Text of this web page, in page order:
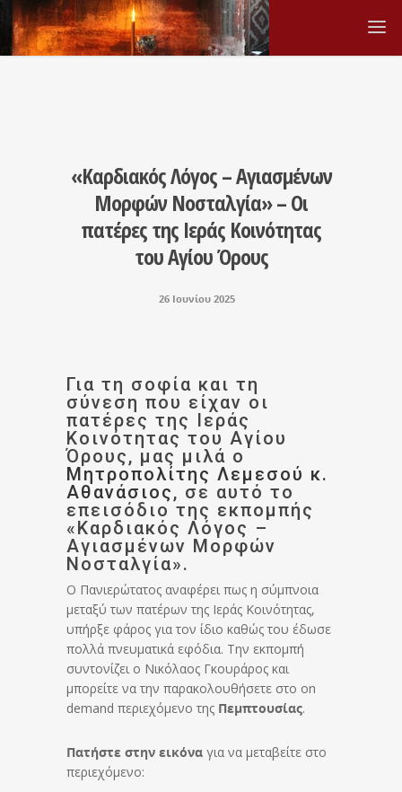
«Καρδιακός Λόγος – Αγιασμένων
Μορφών Νοσταλγία» – Οι
πατέρες της Ιεράς Κοινότητας
του Αγίου Όρους
26 Ιουνίου 2025
Για τη σοφία και τη
σύνεση που είχαν οι
πατέρες της Ιεράς
Κοινότητας του Αγίου
Όρους, μας μιλά ο
Μητροπολίτης Λεμεσού κ.
Αθανάσιος, σε αυτό το
επεισόδιο της εκπομπής
«Καρδιακός Λόγος –
Αγιασμένων Μορφών
Νοσταλγία».
Ο Πανιερώτατος αναφέρει πως η σύμπνοια
μεταξύ των πατέρων της Ιεράς Κοινότητας,
υπήρξε φάρος για τον ίδιο καθώς του έδωσε
πολλά πνευματικά εφόδια. Την εκπομπή
συντονίζει ο Νικόλαος Γκουράρος και
μπορείτε να την παρακολουθήσετε στο on
demand περιεχόμενο της Πεμπτουσίας.
Πατήστε στην εικόνα για να μεταβείτε στο
περιεχόμενο: